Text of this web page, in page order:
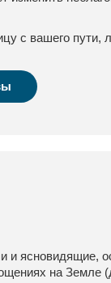
с вашего
ясновидящие,
на Земле